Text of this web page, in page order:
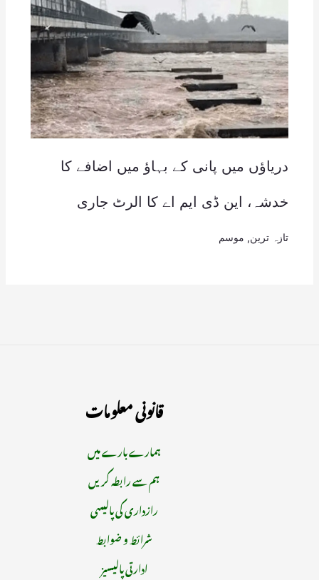
دریاؤں میں پانی کے بہاؤ میں اضافے کا
خدشہ، این ڈی ایم اے کا الرٹ جاری
تازہ ترین موسم
قانونی معلومات
ہمارے بارے میں
ہم سے رابطہ کریں
رازداری کی پالیسی
شرائط و ضوابط
ادارتی پالیسیز